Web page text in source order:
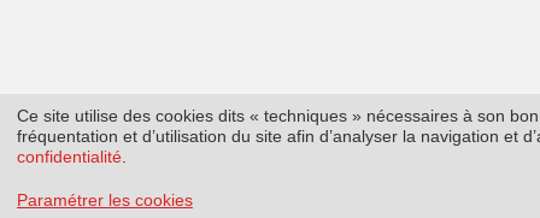
Ce site utilise des cookies dits « techniques » nécessaires à son
fréquentation et d’utilisation du site afin d’analyser la navigation et
confidentialité
Paramétrer les cookies